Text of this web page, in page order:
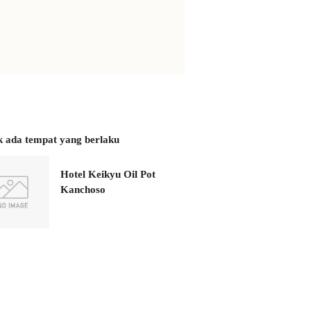
ada tempat yang berlaku
Hotel Keikyu Oil Pot
Kanchoso